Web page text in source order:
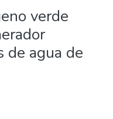
verde
de agua de